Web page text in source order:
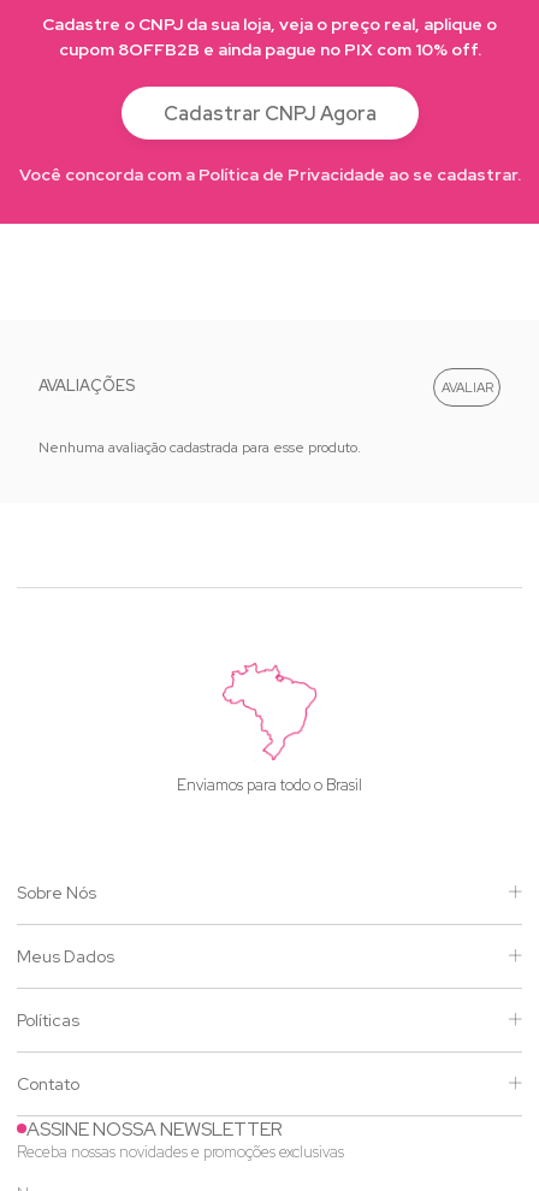
Cadastre o CNPJ da sua loja, veja o preço real, aplique o
cupom 8OFFB2B e ainda pague no PIX com 10% off.
Cadastrar CNPJ Agora
Você concorda com a Política de Privacidade ao se cadastrar.
AVALIAÇÕES
Nenhuma avaliação cadastrada para esse produto.
Enviamos para todo o Brasil
Sobre Nós
Meus Dados
Políticas
Contato
ASSINE NOSSA NEWSLETTER
Receba nossas novidades e promoções exclusivas